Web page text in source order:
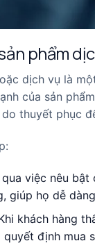
phẩm
dịch vụ là
của sản
thuyết phục
qua việc nêu
giúp họ dễ
khách hàng
định mua